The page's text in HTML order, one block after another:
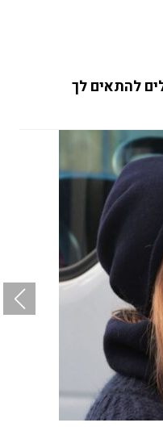
להתאים לך